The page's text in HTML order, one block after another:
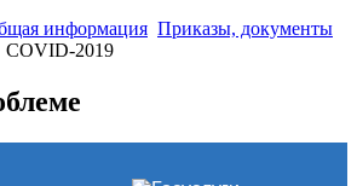
информация Приказы, документы
COVID-2019